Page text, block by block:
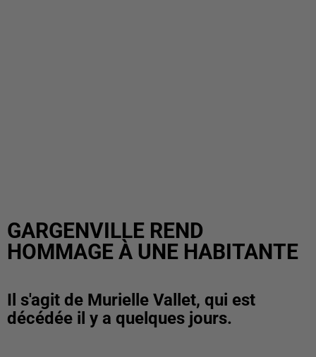
GARGENVILLE REND
HOMMAGE À UNE HABITANTE
Il s'agit de Murielle Vallet, qui est
décédée il y a quelques jours.